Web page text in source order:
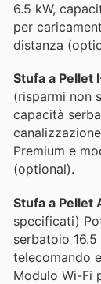
6.5 kW,
per
distanza
Stufa a Pellet
(risparmi non
capacità
Premium e
(optional).
Stufa a Pellet
specificati)
serbatoio
telecomando
Modulo Wi-Fi